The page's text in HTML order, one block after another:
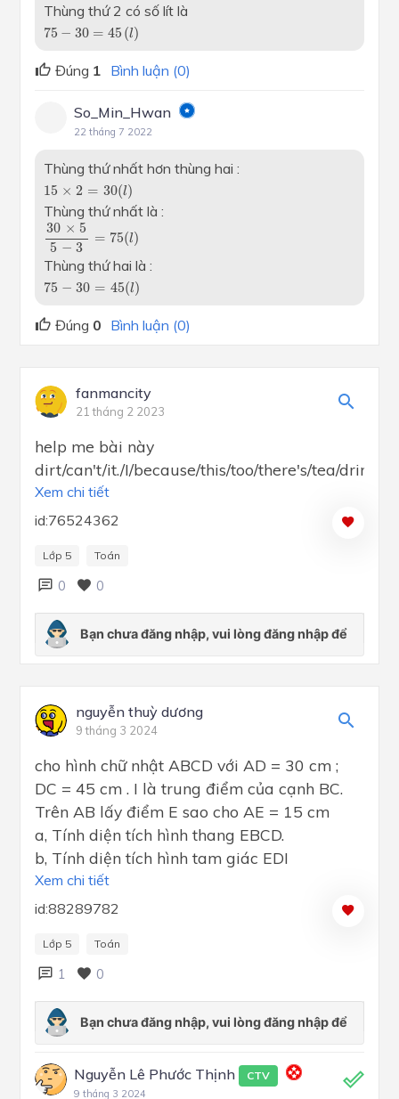
Thùng thứ 2 có số lít là
75 − 30 = 45 (l)
75 30= 45(l )
Đúng 1 Bình luận (0)
So_Min_Hwan
22 tháng 7 2022
Thùng thứ nhất hơn thùng hai :
15 × 2 = 30(l)
15 ×2= 30(l)
Thùng thứ nhất là :
30 × 5
5 − 3
= 75(l)
30 ×55
Thùng thứ hai là :
75 − 30 = 45(l)
75 30= (l)
Đúng 0 Bình luận (0)
fanmancity
21 tháng 2 2023
help me bài này
dirt/can't/it./I/because/this/too/there's/tea/drink/
Xem chi tiết
id:76524362
Lớp 5 Toán
0 0
nguyễn thuỳ dương
9 tháng 3 2024
cho hình chữ nhật ABCD với AD = 30 cm ;
DC = 45 cm . I là trung điểm của cạnh BC.
Trên AB lấy điểm E sao cho AE = 15 cm
a, Tính diện tích hình thang EBCD.
b, Tính diện tích hình tam giác EDI
Xem chi tiết
id:88289782
Lớp 5 Toán
1 0
Nguyễn Lê Phước Thịnh CTV
9 tháng 3 2024